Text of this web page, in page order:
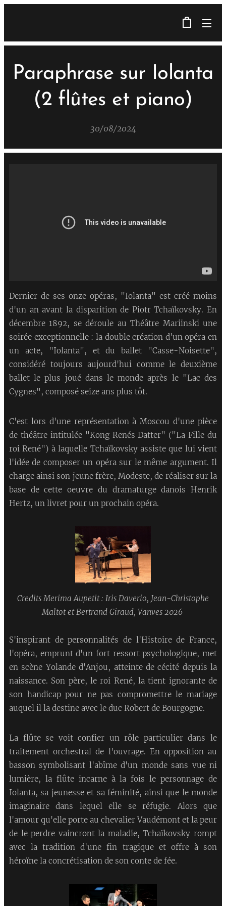
Paraphrase sur Iolanta
(2 flûtes et piano)
30/08/2024
Dernier de ses onze opéras, "Iolanta" est créé moins
d'un an avant la disparition de Piotr Tchaïkovsky. En
décembre 1892, se déroule au Théâtre Mariinski une
soirée exceptionnelle : la double création d'un opéra en
un acte, "Iolanta", et du ballet "Casse-Noisette",
considéré toujours aujourd'hui comme le deuxième
ballet le plus joué dans le monde après le "Lac des
Cygnes", composé seize ans plus tôt.
C'est lors d'une représentation à Moscou d'une pièce
de théâtre intitulée "Kong Renés Datter" ("La Fille du
roi René") à laquelle Tchaïkovsky assiste que lui vient
l'idée de composer un opéra sur le même argument. Il
charge ainsi son jeune frère, Modeste, de réaliser sur la
base de cette oeuvre du dramaturge danois Henrik
Hertz, un livret pour un prochain opéra.
Credits Merima Aupetit : Iris Daverio, Jean-Christophe
Maltot et Bertrand Giraud, Vanves 2026
S'inspirant de personnalités de l'Histoire de France,
l'opéra, emprunt d'un fort ressort psychologique, met
en scène Yolande d'Anjou, atteinte de cécité depuis la
naissance. Son père, le roi René, la tient ignorante de
son handicap pour ne pas compromettre le mariage
auquel il la destine avec le duc Robert de Bourgogne.
La flûte se voit confier un rôle particulier dans le
traitement orchestral de l'ouvrage. En opposition au
basson symbolisant l'abîme d'un monde sans vue ni
lumière, la flûte incarne à la fois le personnage de
Iolanta, sa jeunesse et sa féminité, ainsi que le monde
imaginaire dans lequel elle se réfugie. Alors que
l'amour qu'elle porte au chevalier Vaudémont et la peur
de le perdre vaincront la maladie, Tchaïkovsky rompt
avec la tradition d'une fin tragique et offre à son
héroïne la concrétisation de son conte de fée.